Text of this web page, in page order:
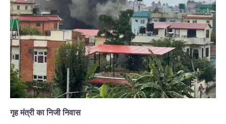
गृह मंत्री का निजी निवास